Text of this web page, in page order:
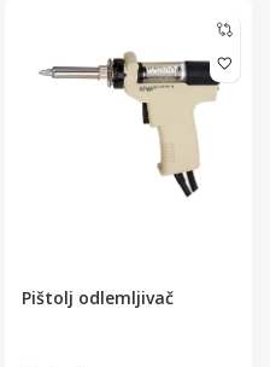
Pištolj odlemljivač